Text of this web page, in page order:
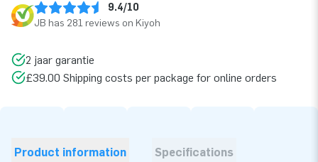
9.4/10
JB has 281 reviews on Kiyoh
2 jaar garantie
£39.00 Shipping costs per package for online orders
Product information Specifications